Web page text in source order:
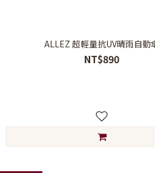
ALLEZ 超輕量抗UV晴雨自動
NT$890